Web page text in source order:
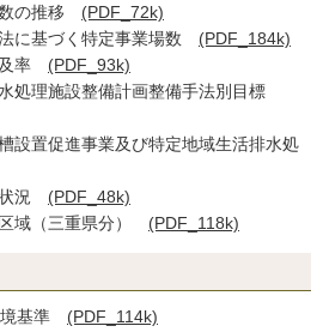
の推移 (PDF_72k)
に基づく特定事業場数 (PDF_184k)
及率 (PDF_93k)
処理施設整備計画整備手法別目標
設置促進事業及び特定地域生活排水処
状況 (PDF_48k)
域（三重県分） (PDF_118k)
基準 (PDF_114k)